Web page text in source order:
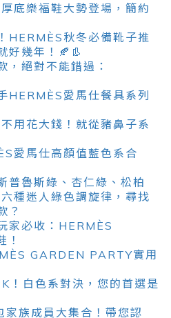
底樂福鞋大勢登場，簡約
HERMÈS秋冬必備靴子推
好幾年！🍂👢
，絕對不能錯過：
HERMÈS愛馬仕餐具系列
用花大錢！就從豬鼻子系
愛馬仕高顏值藍色系合
普魯斯綠、杏仁綠、松柏
種迷人綠色調旋律，尋找
？
家必收：HERMÈS
GARDEN PARTY實用
！白色系對決，您的首選是
族成員大集合！帶您認